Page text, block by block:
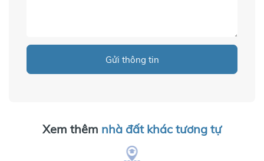
Gửi thông tin
Xem thêm nhà đất khác tương tự